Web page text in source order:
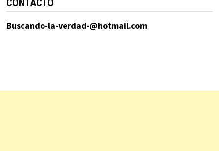
CONTACTO
Buscando-la-verdad-@hotmail.com